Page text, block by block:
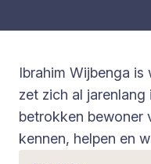
Ibrahim Wijbenga
zet zich al
betrokken bewoner
kennen, helpen en